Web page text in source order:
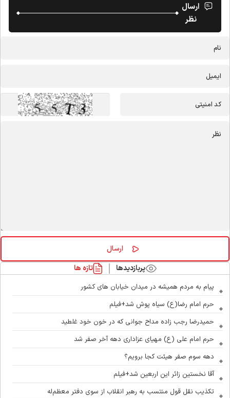
ارسال
نظر
پربازدیدها تازه ها
پیام به مردم همیشه در میدان خیابان های کشور
حرم امام رضا(ع) سیاه پوش شد+فیلم
حمیدرضا رجب زاده مداح جوانی که در خون خود غلطید
حرم امام علی (ع) مهیای عزاداری دهه آخر صفر شد
دهه سوم صفر هیئت کجا برویم؟
آقا نخستین زائر این اربعین شد+فیلم
تکذیب نقل قول منتسب به رهبر انقلاب از سوی دفتر معظم‌له